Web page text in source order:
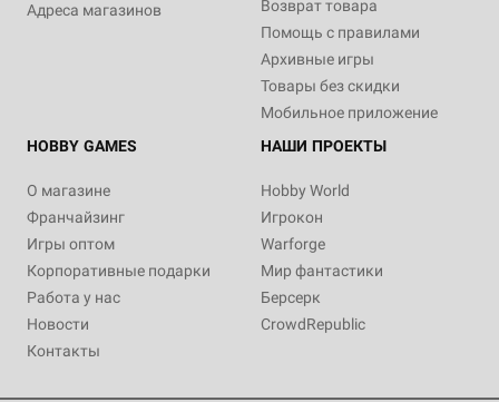
Адреса магазинов
Возврат товара
Помощь с правилами
Архивные игры
Товары без скидки
Мобильное приложение
HOBBY GAMES
О магазине
Франчайзинг
Игры оптом
Корпоративные подарки
Работа у нас
Новости
Контакты
НАШИ ПРОЕКТЫ
Hobby World
Игрокон
Warforge
Мир фантастики
Берсерк
CrowdRepublic